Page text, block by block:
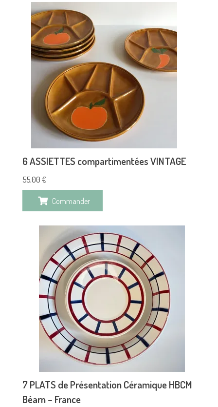
6 ASSIETTES compartimentées VINTAGE
55,00 €
Commander
7 PLATS de Présentation Céramique HBCM
Béarn – France